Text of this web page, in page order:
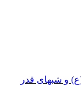
قدر